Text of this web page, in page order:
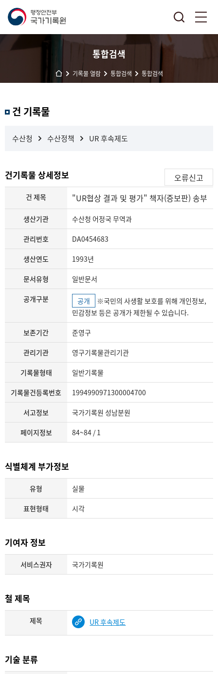
통합검색
기록물 열람 통합검색 통합검색
과 건 기록물
수산청 수산정책 UR 후속제도
건기록물 상세정보 오류신고
건 제목 "UR협상 결과 및 평가" 책자(증보판) 송부
생산기관 수산청 어정국 무역과
관리번호 DA0454683
생산연도 1993년
문서유형 일반문서
공개구분 공개
민감정보 등은 공개가 제한될 수 있습니다.
보존기간 준영구
관리기관 영구기록물관리기관
기록물형태 일반기록물
기록물건등록번호 1994990971300004700
서고정보 국가기록원 성남분원
페이지정보 84~84 / 1
식별체계 부가정보
유형 실물
표현형태 시각
기여자 정보
서비스권자 국가기록원
철 제목
제목 UR 후속제도
기술 분류